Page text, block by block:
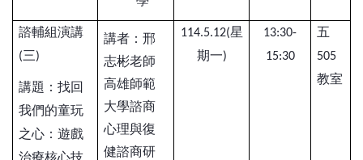
諮輔組演講
(三)
講題：找回
我們的童玩
之心：遊戲
治療核心技
講者：邢
志彬老師
高雄師範
大學諮商
心理與復
健諮商研
114.5.12(星
期一)
13:30-
15:30
五
505
教室